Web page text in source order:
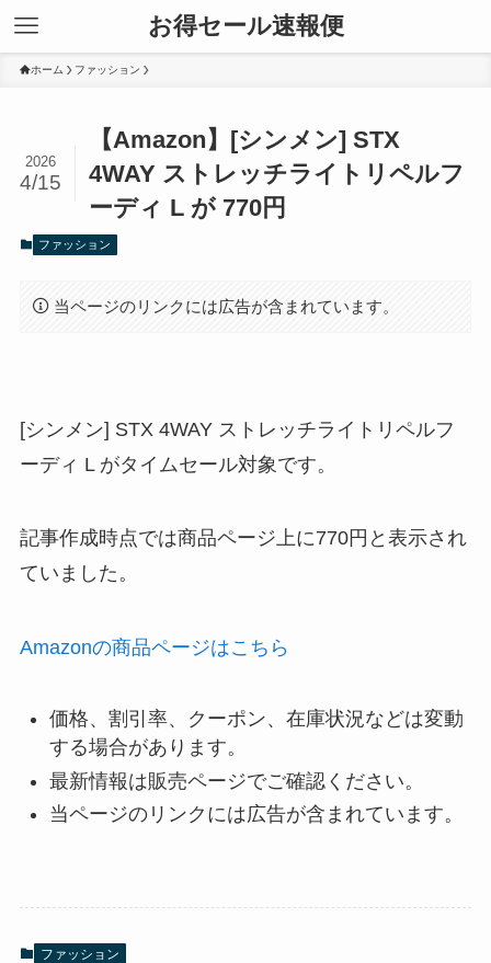
お得セール速報便
ホーム ファッション
【Amazon】[シンメン] STX
4WAY ストレッチライトリペルフ
ーディ L が 770円
2026
4/15
ファッション
当ページのリンクには広告が含まれています。
[シンメン] STX 4WAY ストレッチライトリペルフ
ーディ L がタイムセール対象です。
記事作成時点では商品ページ上に770円と表示され
ていました。
Amazonの商品ページはこちら
価格、割引率、クーポン、在庫状況などは変動
する場合があります。
最新情報は販売ページでご確認ください。
当ページのリンクには広告が含まれています。
ファッション